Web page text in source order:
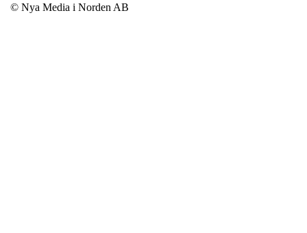
© Nya Media i Norden AB